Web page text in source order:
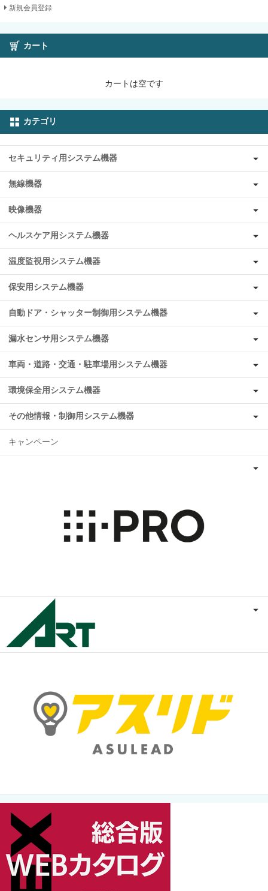
新規会員登録
カート
カートは空です
カテゴリ
セキュリティ用システム機器
無線機器
映像機器
ヘルスケア用システム機器
温度監視用システム機器
保安用システム機器
自動ドア・シャッター制御用システム機器
漏水センサ用システム機器
車両・道路・交通・駐車場用システム機器
環境保全用システム機器
その他情報・制御用システム機器
キャンペーン